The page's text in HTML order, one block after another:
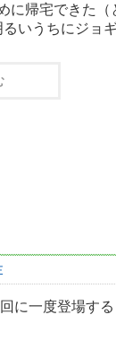
に帰宅できた（
いうちにジョ
回に一度登場す